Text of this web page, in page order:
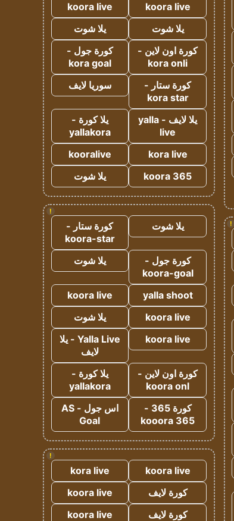
!
koora live
koora live
يلا شوت
يلا شوت
كورة اون لاين -
kora onli
كورة جول -
kora goal
كورة ستار -
kora star
سوريا لايف
يلا لايف - yalla
live
يلا كورة -
yallakora
kora live
kooralive
koora 365
يلا شوت
!
يلا شوت
كورة ستار -
koora-star
كورة جول -
koora-goal
يلا شوت
yalla shoot
koora live
koora live
يلا شوت
koora live
Yalla Live - يلا
لايف
كورة اون لاين -
koora onl
يلا كورة -
yallakora
كورة 365 -
kooora 365
اس جول - AS
Goal
!
koora live
kora live
كورة لايف
koora live
كورة لايف
koora live